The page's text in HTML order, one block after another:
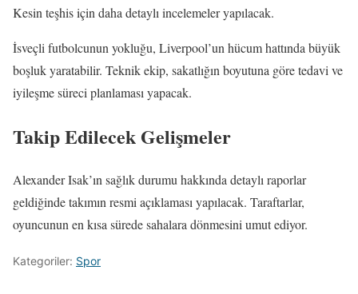
Kesin teşhis için daha detaylı incelemeler yapılacak.
İsveçli futbolcunun yokluğu, Liverpool’un hücum hattında büyük
boşluk yaratabilir. Teknik ekip, sakatlığın boyutuna göre tedavi ve
iyileşme süreci planlaması yapacak.
Takip Edilecek Gelişmeler
Alexander Isak’ın sağlık durumu hakkında detaylı raporlar
geldiğinde takımın resmi açıklaması yapılacak. Taraftarlar,
oyuncunun en kısa sürede sahalara dönmesini umut ediyor.
Kategoriler: Spor